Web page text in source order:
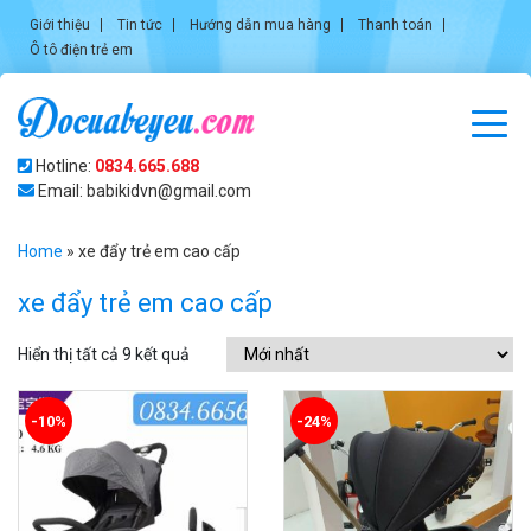
Giới thiệu Tin tức Hướng dẫn mua hàng
Thanh toán
Ô tô điện trẻ em
Hotline: 0834.665.688
Email: babikidvn@gmail.com
Home » xe đẩy trẻ em cao cấp
xe đẩy trẻ em cao cấp
Hiển thị tất cả 9 kết quả
-10% -24%